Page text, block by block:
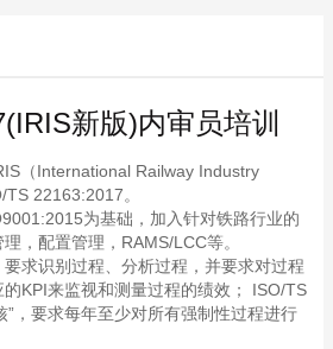
新版)内审员培训
（International Railway Industry
22163:2017。
为基础，加入针对铁路行业的
，配置管理，RAMS/LCC等。
求识别过程、分析过程，并要求对过程
KPI来监视和测量过程的绩效； ISO/TS
”，要求每年至少对所有强制性过程进行